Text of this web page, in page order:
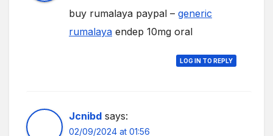
buy rumalaya paypal – generic
rumalaya endep 10mg oral
LOG IN TO REPLY
Jcnibd says:
02/09/2024 at 01:56